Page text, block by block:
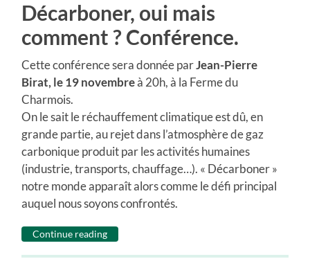
Décarboner, oui mais
comment ? Conférence.
Cette conférence sera donnée parJean-Pierre
Birat, le 19 novembreà 20h, à la Ferme du
Charmois.
On le sait le réchauffement climatique est dû, en
grande partie, au rejet dans l’atmosphère de gaz
carbonique produit par les activités humaines
(industrie, transports, chauffage…). « Décarboner »
notre monde apparaît alors comme le défi principal
auquel nous soyons confrontés.
Continue reading